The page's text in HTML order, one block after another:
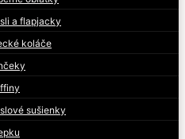
a flapjacky
koláče
sušienky